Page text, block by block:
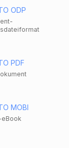
ODP
PDF
MOBI